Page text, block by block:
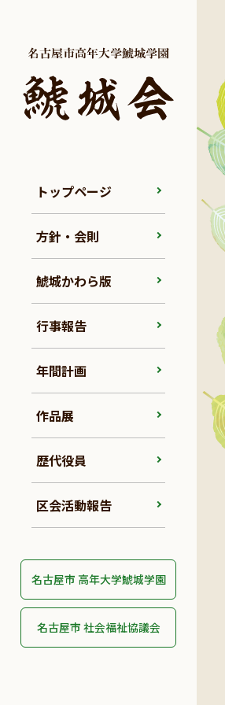
トップページ
方針・会則
鯱城かわら版
行事報告
年間計画
作品展
歴代役員
区会活動報告
名古屋市 高年大学鯱城学園
名古屋市 社会福祉協議会